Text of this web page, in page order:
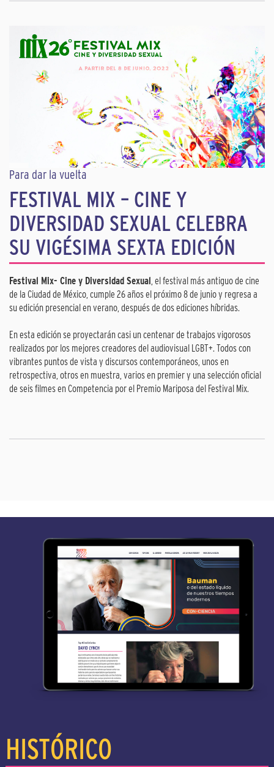
Para dar la vuelta
FESTIVAL MIX – CINE Y
DIVERSIDAD SEXUAL CELEBRA
SU VIGÉSIMA SEXTA EDICIÓN
Festival Mix- Cine y Diversidad Sexual , el festival más antiguo de cine
de la Ciudad de México, cumple 26 años el próximo 8 de junio y regresa a
su edición presencial en verano, después de dos ediciones híbridas.
En esta edición se proyectarán casi un centenar de trabajos vigorosos
realizados por los mejores creadores del audiovisual LGBT+. Todos con
vibrantes puntos de vista y discursos contemporáneos, unos en
retrospectiva, otros en muestra, varios en premier y una selección oficial
de seis filmes en Competencia por el Premio Mariposa del Festival Mix.
HISTÓRICO